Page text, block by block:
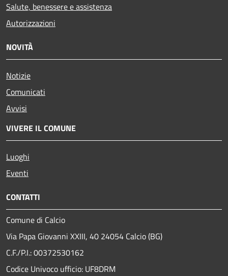
Salute, benessere e assistenza
Autorizzazioni
NOVITÀ
Notizie
Comunicati
Avvisi
VIVERE IL COMUNE
Luoghi
Eventi
CONTATTI
Comune di Calcio
Via Papa Giovanni XXIII, 40 24054 Calcio (BG)
C.F./P.I.: 00372530162
Codice Univoco ufficio: UF8DRM